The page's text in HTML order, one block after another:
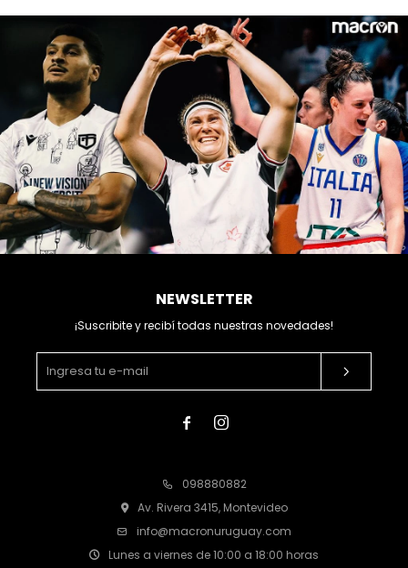
098880882
Av. Rivera 3415, Montevideo
info@macronuruguay.com
Lunes a viernes de 10:00 a 18:00 horas
NEWSLETTER
¡Suscribite y recibí todas nuestras novedades!
 